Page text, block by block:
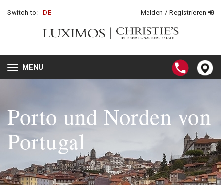
Switch to: DE Melden / Registrieren
Toggle
navigation
MENU
Porto und Nordenvon
Portugal